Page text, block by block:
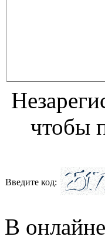
чтобы
Введите код:
В онлайне